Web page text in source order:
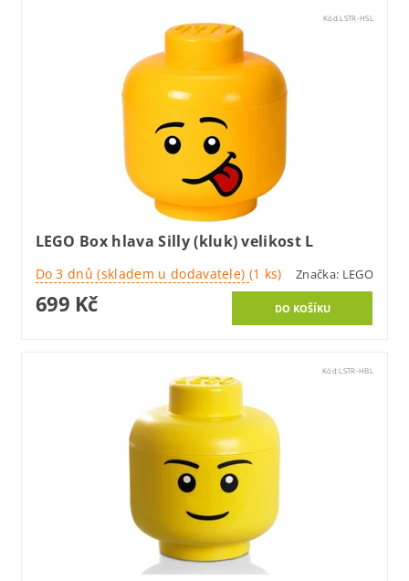
Kód:LSTR-HSL
LEGO Box hlava Silly (kluk) velikost L
Do 3 dnů (skladem u dodavatele) (1 ks) Značka: LEGO
699 Kč
Kód:LSTR-HBL